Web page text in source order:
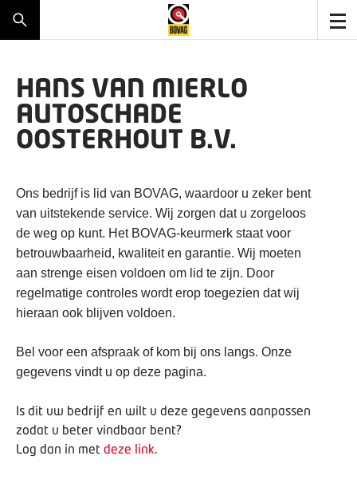
HANS VAN MIERLO
AUTOSCHADE
OOSTERHOUT B.V.
Ons bedrijf is lid van BOVAG, waardoor u zeker bent
van uitstekende service. Wij zorgen dat u zorgeloos
de weg op kunt. Het BOVAG-keurmerk staat voor
betrouwbaarheid, kwaliteit en garantie. Wij moeten
aan strenge eisen voldoen om lid te zijn. Door
regelmatige controles wordt erop toegezien dat wij
hieraan ook blijven voldoen.
Bel voor een afspraak of kom bij ons langs. Onze
gegevens vindt u op deze pagina.
Is dit uw bedrijf en wilt u deze gegevens aanpassen
zodat u beter vindbaar bent?
Log dan in met deze link.